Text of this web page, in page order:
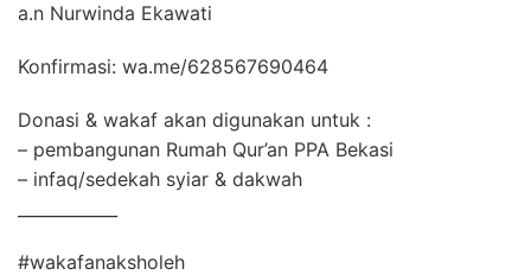
a.n Nurwinda Ekawati
Konfirmasi: wa.me/628567690464
Donasi & wakaf akan digunakan untuk :
– pembangunan Rumah Qur’an PPA Bekasi
– infaq/sedekah syiar & dakwah
#wakafanaksholeh